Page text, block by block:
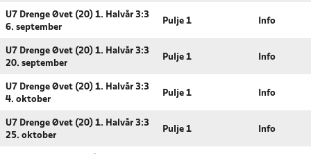
U7 Drenge Øvet (20) 1. Halvår 3:3
6. september
Pulje 1 Info
U7 Drenge Øvet (20) 1. Halvår 3:3
20. september
Pulje 1 Info
U7 Drenge Øvet (20) 1. Halvår 3:3
4. oktober
Pulje 1 Info
U7 Drenge Øvet (20) 1. Halvår 3:3
25. oktober
Pulje 1 Info